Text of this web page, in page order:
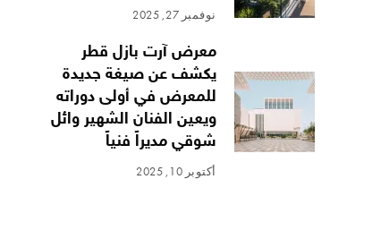
نوفمبر 27, 2025
معرض آرت بازل قطر
يكشف عن صيغة جديدة
للمعرض في أولى دوراته
ويعين الفنان الشهير وائل
شوقي مديراً فنياً
أكتوبر 10, 2025